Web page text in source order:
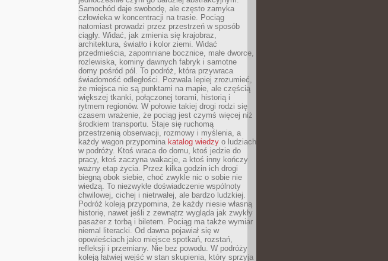
Samochód daje swobodę, ale często zamyka
człowieka w koncentracji na trasie. Pociąg
natomiast prowadzi przez przestrzeń w sposób
ciągły. Widać, jak zmienia się krajobraz,
architektura, światło i kolor ziemi. Widać
przedmieścia, zapomniane bocznice, małe dworce,
rozlewiska, kominy dawnych fabryk i samotne
domy pośród pól. To podróż, która przywraca
świadomość odległości. Pozwala lepiej zrozumieć,
że miejsca nie są punktami na mapie, ale częścią
większej tkanki, połączonej torami, historią i
rytmem regionów. W połowie takiej drogi rodzi się
czasem wrażenie, że pociąg jest czymś więcej niż
środkiem transportu. Staje się ruchomą
przestrzenią obserwacji, rozmowy i myślenia, a
każdy wagon przypomina katalog wiedzy o ludziach
w podróży. Ktoś wraca do domu, ktoś jedzie do
pracy, ktoś zaczyna wakacje, a ktoś inny kończy
ważny etap życia. Przez kilka godzin ich drogi
biegną obok siebie, choć zwykle nic o sobie nie
wiedzą. To niezwykłe doświadczenie wspólnoty
chwilowej, cichej i nietrwałej, ale bardzo ludzkiej.
Podróż koleją przypomina, że każdy niesie własną
historię, nawet jeśli z zewnątrz wygląda jak zwykły
pasażer z torbą i biletem. Pociąg ma także wymiar
niemal literacki. Od dawna pojawiał się w
opowieściach jako miejsce spotkań, rozstań,
refleksji i przemiany. Nie bez powodu. W podróży
koleją łatwiej wejść w stan skupienia, który sprzyja